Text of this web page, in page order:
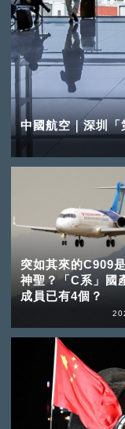
中國航空｜深圳
突如其來的C909
神聖？「C系」國
成員已有4個？